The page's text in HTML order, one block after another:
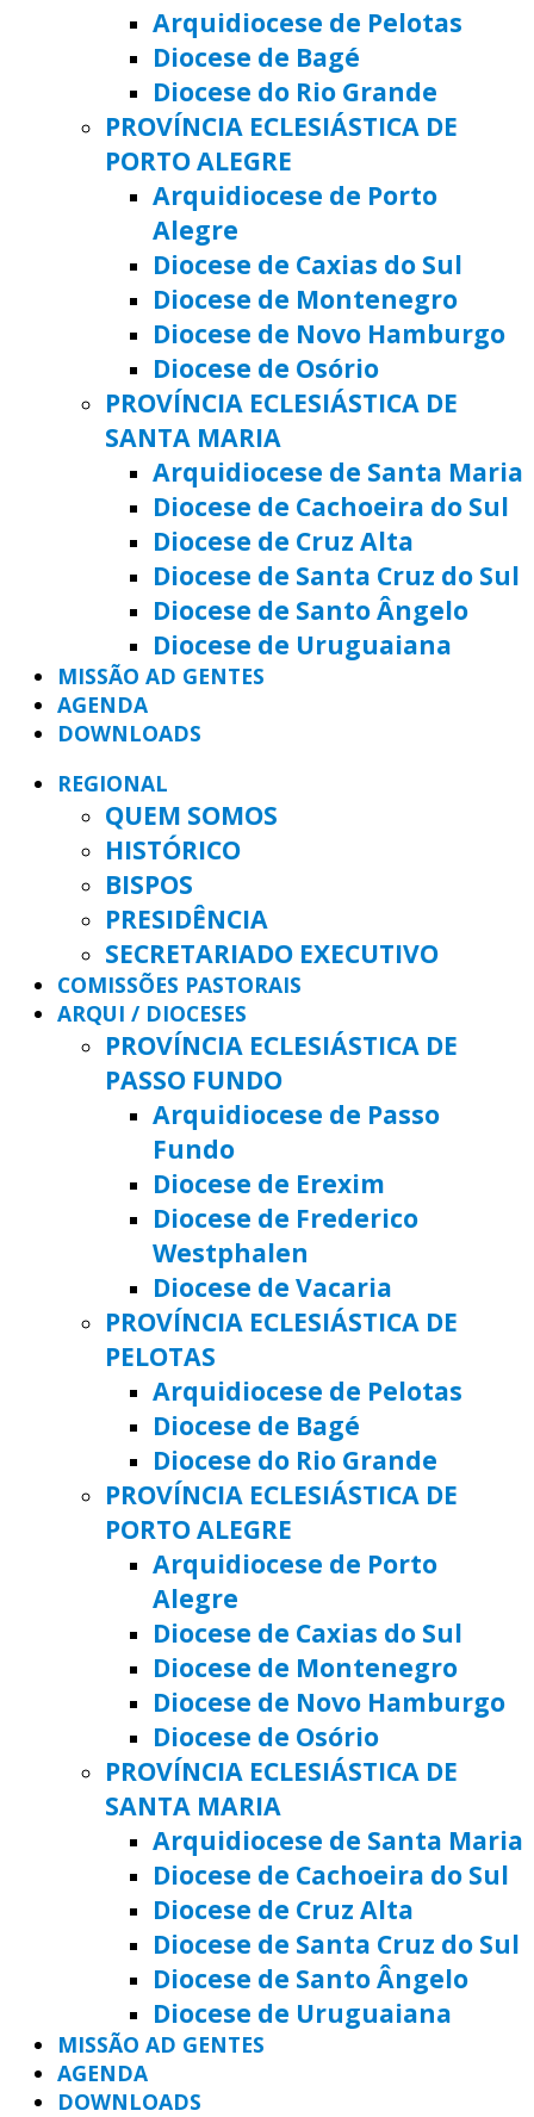
Arquidiocese de Pelotas
Diocese de Bagé
Diocese do Rio Grande
PROVÍNCIA ECLESIÁSTICA DE
PORTO ALEGRE
Arquidiocese de Porto
Alegre
Diocese de Caxias do Sul
Diocese de Montenegro
Diocese de Novo Hamburgo
Diocese de Osório
PROVÍNCIA ECLESIÁSTICA DE
SANTA MARIA
Arquidiocese de Santa Maria
Diocese de Cachoeira do Sul
Diocese de Cruz Alta
Diocese de Santa Cruz do Sul
Diocese de Santo Ângelo
Diocese de Uruguaiana
MISSÃO AD GENTES
AGENDA
DOWNLOADS
REGIONAL
QUEM SOMOS
HISTÓRICO
BISPOS
PRESIDÊNCIA
SECRETARIADO EXECUTIVO
COMISSÕES PASTORAIS
ARQUI / DIOCESES
PROVÍNCIA ECLESIÁSTICA DE
PASSO FUNDO
Arquidiocese de Passo
Fundo
Diocese de Erexim
Diocese de Frederico
Westphalen
Diocese de Vacaria
PROVÍNCIA ECLESIÁSTICA DE
PELOTAS
Arquidiocese de Pelotas
Diocese de Bagé
Diocese do Rio Grande
PROVÍNCIA ECLESIÁSTICA DE
PORTO ALEGRE
Arquidiocese de Porto
Alegre
Diocese de Caxias do Sul
Diocese de Montenegro
Diocese de Novo Hamburgo
Diocese de Osório
PROVÍNCIA ECLESIÁSTICA DE
SANTA MARIA
Arquidiocese de Santa Maria
Diocese de Cachoeira do Sul
Diocese de Cruz Alta
Diocese de Santa Cruz do Sul
Diocese de Santo Ângelo
Diocese de Uruguaiana
MISSÃO AD GENTES
AGENDA
DOWNLOADS